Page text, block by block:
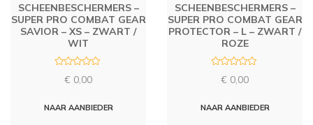
SCHEENBESCHERMERS –
SUPER PRO COMBAT GEAR
SAVIOR – XS – ZWART /
WIT
d
€ 0,00
NAAR AANBIEDER
SCHEENBESCHERMERS –
SUPER PRO COMBAT GEAR
PROTECTOR – L – ZWART /
ROZE
d
€ 0,00
NAAR AANBIEDER